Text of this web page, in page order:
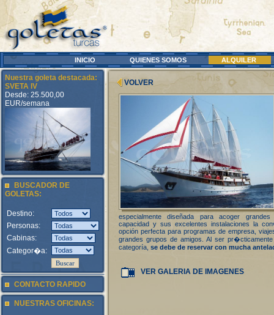
INICIO QUIENES SOMOS ALQUILER
Nuestra goleta destacada:
SVETA IV
Desde: 25.500,00
EUR/semana
BUSCADOR DE
GOLETAS:
Destino:
Personas:
Cabinas:
Categor�a:
CONTACTO RAPIDO
NUESTRAS OFICINAS:
VOLVER
especialmente diseñada para acoger
capacidad y sus excelentes instalaciones la
opción perfecta para programas de empresa,
grandes grupos de amigos. Al ser
categoría, se debe de reservar con mucha
VER GALERIA DE IMAGENES